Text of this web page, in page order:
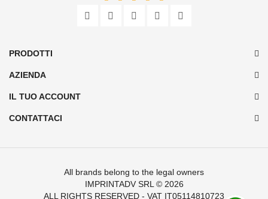
PRODOTTI
AZIENDA
IL TUO ACCOUNT
CONTATTACI
All brands belong to the legal owners
IMPRINTADV SRL © 2026
ALL RIGHTS RESERVED - VAT IT05114810723